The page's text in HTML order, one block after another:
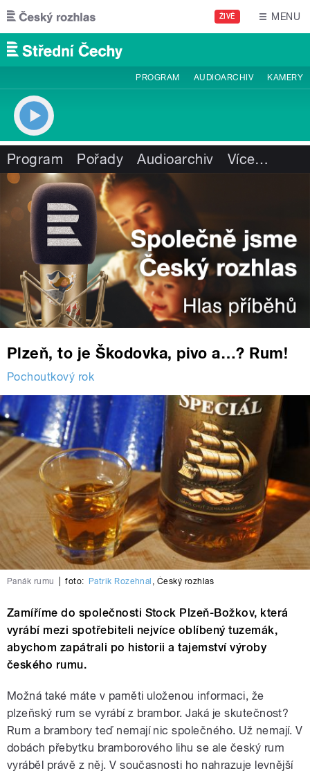
Přejít k hlavnímu obsahu
ŽIVĚ MENU
PROGRAM AUDIOARCHIV KAMERY
Program Pořady Audioarchiv Více…
Plzeň, to je Škodovka, pivo a…? Rum!
Pochoutkový rok
Panák rumu foto: Patrik Rozehnal , Český rozhlas
Zamíříme do společnosti Stock Plzeň-Božkov, která
vyrábí mezi spotřebiteli nejvíce oblíbený tuzemák,
abychom zapátrali po historii a tajemství výroby
českého rumu.
Možná také máte v paměti uloženou informaci, že
plzeňský rum se vyrábí z brambor. Jaká je skutečnost?
Rum a brambory teď nemají nic společného. Už nemají. V
dobách přebytku bramborového lihu se ale český rum
vyráběl právě z něj. V současnosti ho nahrazuje levnější